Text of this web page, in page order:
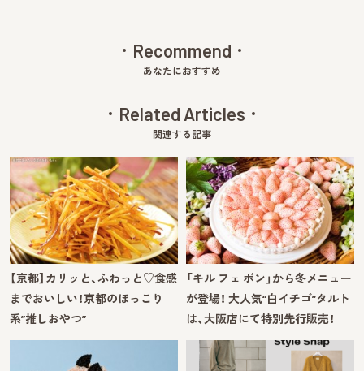
Recommend
あなたにおすすめ
Related Articles
関連する記事
【京都】カリッと、ふわっと♡食感
までおいしい！京都のほっこり
系”推しおやつ”
「キル フェ ボン」から冬メニュー
が登場！ 大人気“白イチゴ”タルト
は、大阪店にて特別先行販売！